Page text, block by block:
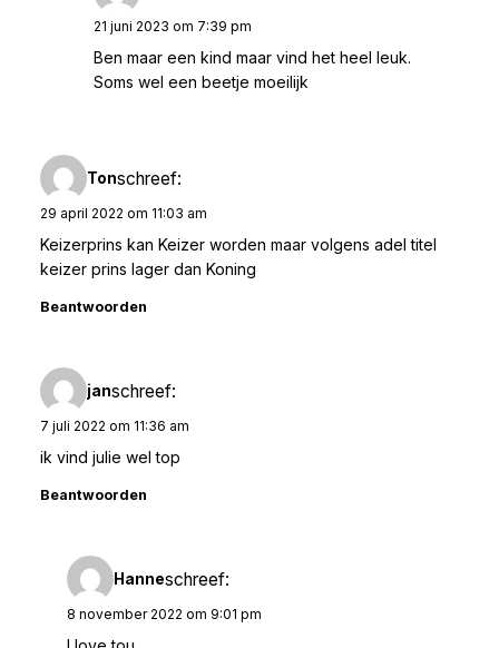
21 juni 2023 om 7:39 pm
Ben maar een kind maar vind het heel leuk.
Soms wel een beetje moeilijk
Tonschreef:
29 april 2022 om 11:03 am
Keizerprins kan Keizer worden maar volgens adel titel
keizer prins lager dan Koning
Beantwoorden
janschreef:
7 juli 2022 om 11:36 am
ik vind julie wel top
Beantwoorden
Hanneschreef:
8 november 2022 om 9:01 pm